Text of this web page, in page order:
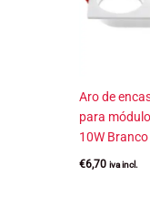
Aro de
para
10W Branco
€6,70 iva incl.